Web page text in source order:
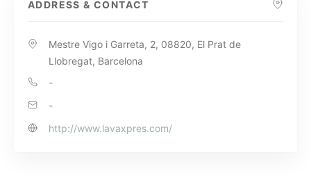
ADDRESS & CONTACT
Mestre Vigo i Garreta, 2, 08820, El Prat de
Llobregat, Barcelona
-
-
http://www.lavaxpres.com/